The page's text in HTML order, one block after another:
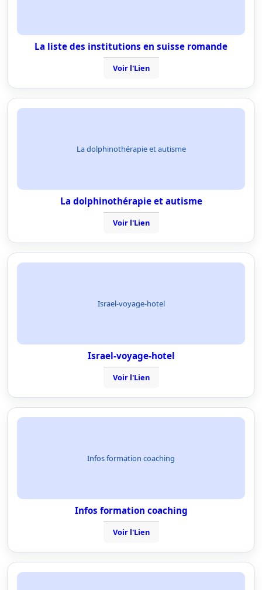
La liste des institutions en suisse romande
Voir l'Lien
La dolphinothérapie et autisme
La dolphinothérapie et autisme
Voir l'Lien
Israel-voyage-hotel
Israel-voyage-hotel
Voir l'Lien
Infos formation coaching
Infos formation coaching
Voir l'Lien